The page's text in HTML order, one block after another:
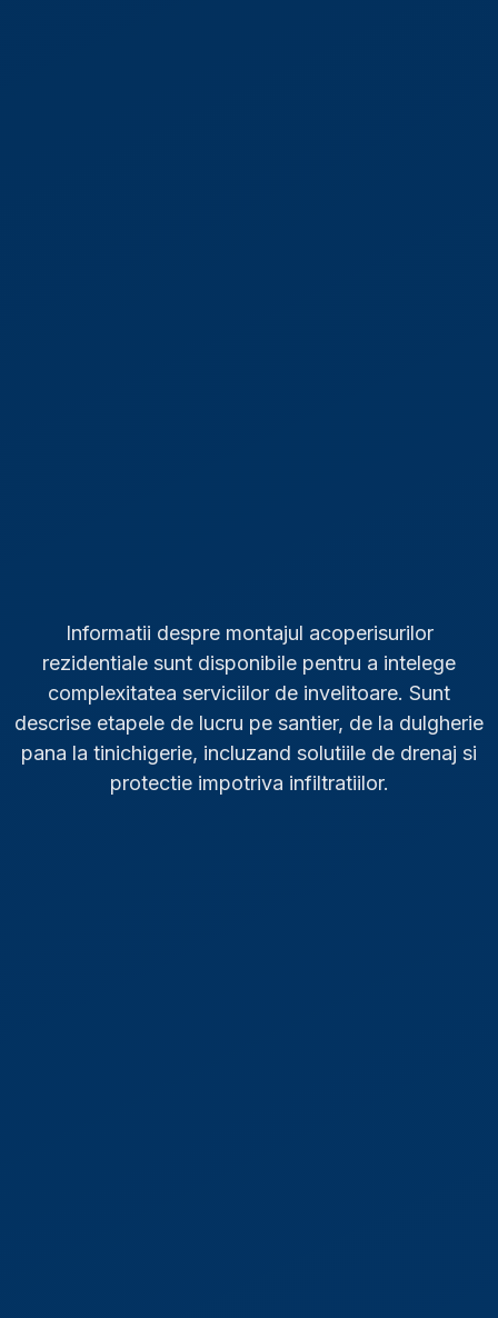
Informatii despre montajul acoperisurilor
rezidentiale sunt disponibile pentru a intelege
complexitatea serviciilor de invelitoare. Sunt
descrise etapele de lucru pe santier, de la dulgherie
pana la tinichigerie, incluzand solutiile de drenaj si
protectie impotriva infiltratiilor.